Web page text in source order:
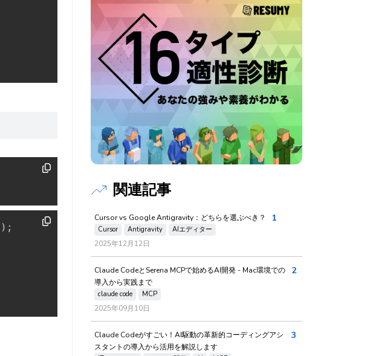
) ;
関連記事
Cursor vs Google Antigravity：どちらを選ぶべき？
Cursor Antigravity AIエディター
2025年12月12日
1
Claude CodeとSerena MCPで始めるAI開発 - Mac環境での
導入から実践まで
claude code MCP
2025年09月10日
2
Claude Codeがすごい！AI駆動の革新的コーディングアシ
スタントの導入から活用を解説します
3